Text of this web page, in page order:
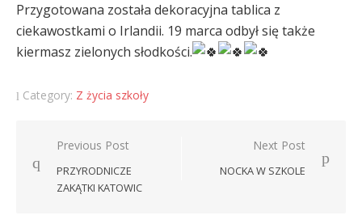
Przygotowana została dekoracyjna tablica z
ciekawostkami o Irlandii. 19 marca odbył się także
kiermasz zielonych słodkości.
Category: Z życia szkoły
Nawigacja
wpisu
Previous Post
PRZYRODNICZE
ZAKĄTKI KATOWIC
Next Post
NOCKA W SZKOLE